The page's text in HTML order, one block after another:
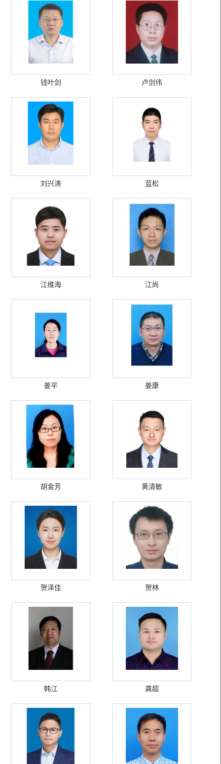
钱叶剑 卢剑伟
刘兴涛 蓝松
江维海 江尚
姜平 姜康
胡金芳 黄清敏
贺泽佳 贺林
韩江 龚超